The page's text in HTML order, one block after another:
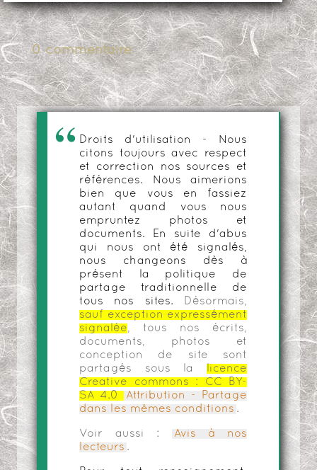
0 commentaire
Droits d'utilisation - Nous
citons toujours avec respect
et correction nos sources et
références. Nous aimerions
bien que vous en fassiez
autant quand vous nous
empruntez photos et
documents. En suite d'abus
qui nous ont été signalés,
nous changeons dès à
présent la politique de
partage traditionnelle de
tous nos sites.
Désormais,
sauf exception expressément
signalée, tous nos écrits,
documents, photos et
conception de site sont
partagés sous la
licence
Creative commons :
CC BY-
SA 4.0
Attribution - Partage
dans les mêmes conditions .
Voir aussi :
Avis à nos
lecteurs .